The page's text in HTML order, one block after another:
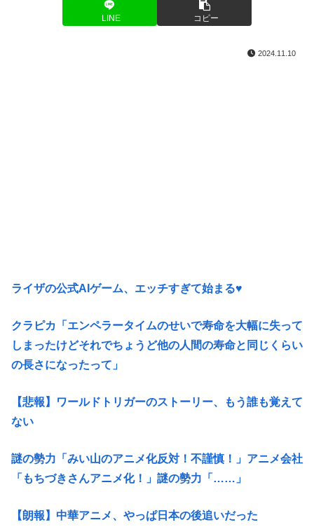
LINE コピー
2024.11.10
ライザの公式AIゲーム、エッチすぎて始まる♥
クラピカ「エンペラータイムのせいで寿命を大幅に失って
しまったけどそれでちょうど他の人間の寿命と同じくらい
の長さになったって」
【悲報】ワールドトリガーのストーリー、もう誰も覚えて
ない
謎の勢力「みい山のアニメ化反対！不謹慎！」アニメ会社
「もちづきさんアニメ化！」謎の勢力「……」
【朗報】中華アニメ、やっぱ日本の後追いだった